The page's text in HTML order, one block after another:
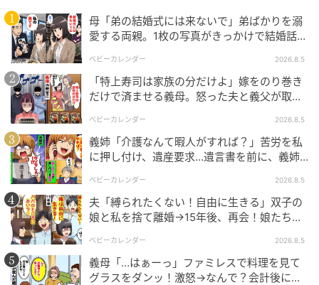
エキサイトニュース
母「弟の結婚式には来ないで」弟ばかりを溺
愛する両親。1枚の写真がきっかけで結婚話が
ベビーカレンダー 2026.8.5
「特上寿司は家族の分だけよ」嫁をのり巻き
だけで済ませる義母。怒った夫と義父が取っ
ベビーカレンダー 2026.8.5
義姉「介護なんて暇人がすれば？」苦労を私
に押し付け、遺産要求…遺言書を前に、義姉
ベビーカレンダー 2026.8.5
夫「縛られたくない！自由に生きる」双子の
娘と私を捨て離婚→15年後、再会！娘たち
ベビーカレンダー 2026.8.5
義母「…はぁーっ」ファミレスで料理を見て
グラスをダンッ！激怒→なんで？会計後に知